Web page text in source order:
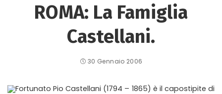
ROMA: La Famiglia
Castellani.
30 Gennaio 2006
Fortunato Pio Castellani (1794 – 1865) è il capostipite di